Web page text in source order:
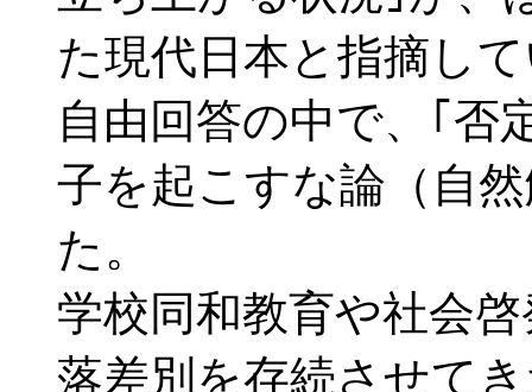
た現代日本と指摘し
自由回答の中で、｢否
子を起こすな論（自
た。
学校同和教育や社会
落差別を存続させて